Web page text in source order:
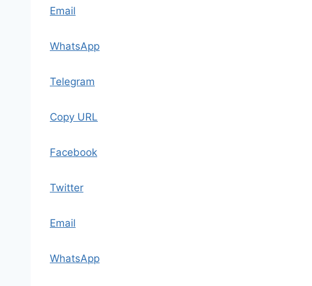
Email
WhatsApp
Telegram
Copy URL
Facebook
Twitter
Email
WhatsApp